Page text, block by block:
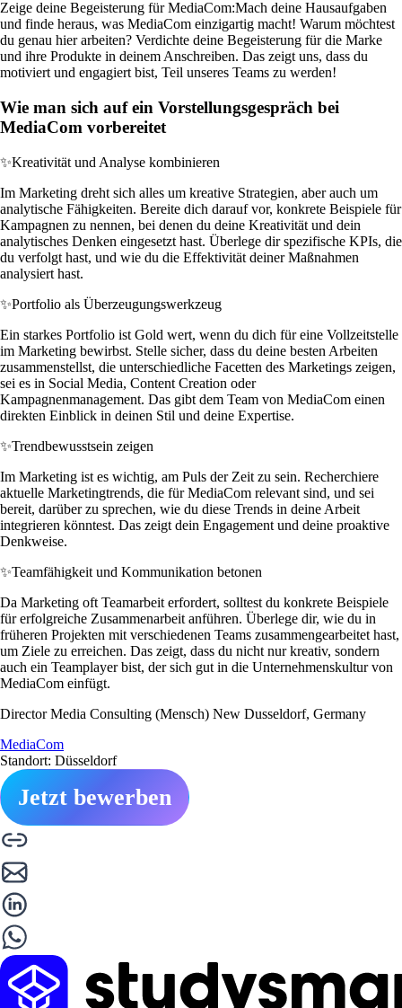
Zeige deine Begeisterung für MediaCom:Mach deine Hausaufgaben
und finde heraus, was MediaCom einzigartig macht! Warum möchtest
du genau hier arbeiten? Verdichte deine Begeisterung für die Marke
und ihre Produkte in deinem Anschreiben. Das zeigt uns, dass du
motiviert und engagiert bist, Teil unseres Teams zu werden!
Wie man sich auf ein Vorstellungsgespräch bei
MediaCom vorbereitet
✨Kreativität und Analyse kombinieren
Im Marketing dreht sich alles um kreative Strategien, aber auch um
analytische Fähigkeiten. Bereite dich darauf vor, konkrete Beispiele für
Kampagnen zu nennen, bei denen du deine Kreativität und dein
analytisches Denken eingesetzt hast. Überlege dir spezifische KPIs, die
du verfolgt hast, und wie du die Effektivität deiner Maßnahmen
analysiert hast.
✨Portfolio als Überzeugungswerkzeug
Ein starkes Portfolio ist Gold wert, wenn du dich für eine Vollzeitstelle
im Marketing bewirbst. Stelle sicher, dass du deine besten Arbeiten
zusammenstellst, die unterschiedliche Facetten des Marketings zeigen,
sei es in Social Media, Content Creation oder
Kampagnenmanagement. Das gibt dem Team von MediaCom einen
direkten Einblick in deinen Stil und deine Expertise.
✨Trendbewusstsein zeigen
Im Marketing ist es wichtig, am Puls der Zeit zu sein. Recherchiere
aktuelle Marketingtrends, die für MediaCom relevant sind, und sei
bereit, darüber zu sprechen, wie du diese Trends in deine Arbeit
integrieren könntest. Das zeigt dein Engagement und deine proaktive
Denkweise.
✨Teamfähigkeit und Kommunikation betonen
Da Marketing oft Teamarbeit erfordert, solltest du konkrete Beispiele
für erfolgreiche Zusammenarbeit anführen. Überlege dir, wie du in
früheren Projekten mit verschiedenen Teams zusammengearbeitet hast,
um Ziele zu erreichen. Das zeigt, dass du nicht nur kreativ, sondern
auch ein Teamplayer bist, der sich gut in die Unternehmenskultur von
MediaCom einfügt.
Director Media Consulting (Mensch) New Dusseldorf, Germany
MediaCom
Standort: Düsseldorf
Jetzt bewerben